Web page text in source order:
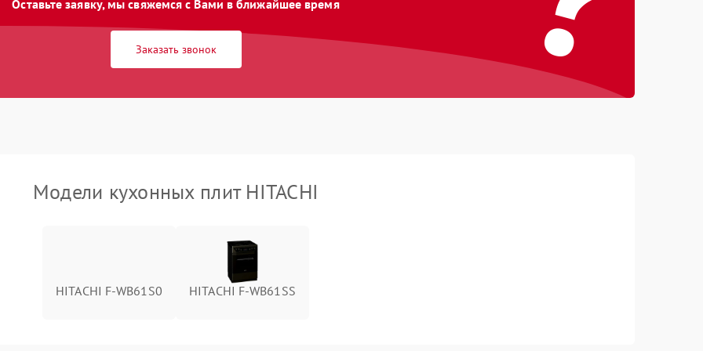
Оставьте заявку, мы свяжемся с Вами в ближайшее время
Заказать звонок
Модели кухонных плит HITACHI
HITACHI F-WB61S0 HITACHI F-WB61SS